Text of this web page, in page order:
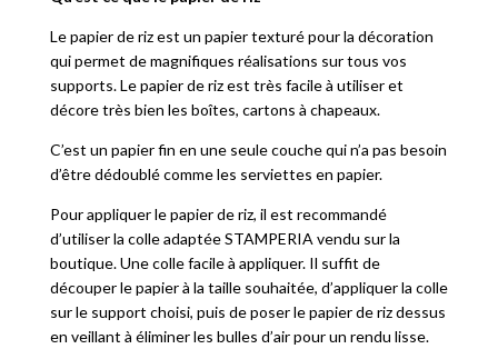
Le papier de riz est un papier texturé pour la décoration
qui permet de magnifiques réalisations sur tous vos
supports. Le papier de riz est très facile à utiliser et
décore très bien les boîtes, cartons à chapeaux.
C’est un papier fin en une seule couche qui n’a pas besoin
d’être dédoublé comme les serviettes en papier.
Pour appliquer le papier de riz, il est recommandé
d’utiliser la colle adaptée STAMPERIA vendu sur la
boutique. Une colle facile à appliquer. Il suffit de
découper le papier à la taille souhaitée, d’appliquer la colle
sur le support choisi, puis de poser le papier de riz dessus
en veillant à éliminer les bulles d’air pour un rendu lisse.